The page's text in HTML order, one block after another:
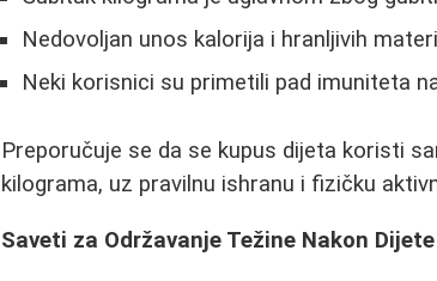
Nedovoljan unos kalorija i hranljivih
Neki korisnici su primetili pad imuniteta
Preporučuje se da se kupus dijeta koristi
kilograma, uz pravilnu ishranu i fizičku
Saveti za Održavanje Težine Nakon Dijete